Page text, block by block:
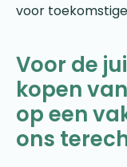
voor
Voor de
kopen
op een
ons